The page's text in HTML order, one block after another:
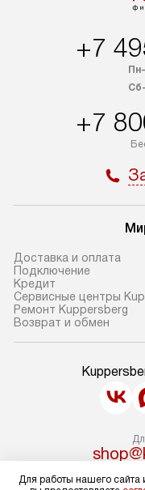
+7
+7
Доставка и оплата
Подключение
Кредит
Сервисные центры
Ремонт Kuppersberg
Возврат и обмен
Для работы нашего сайта